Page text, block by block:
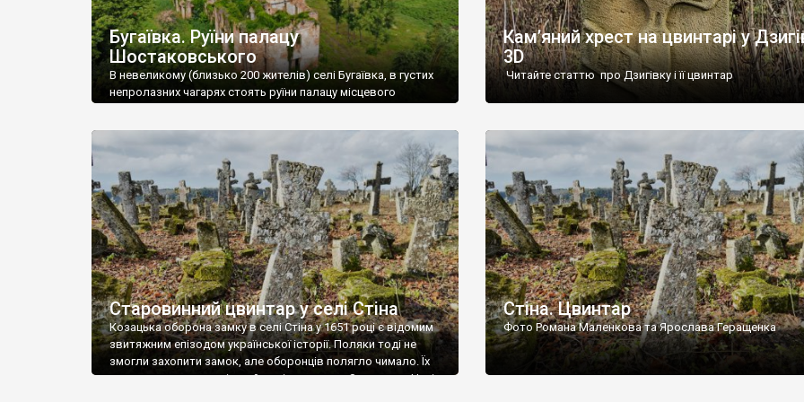
Бугаївка. Руїни палацу
Шостаковського
В невеликому (близько 200 жителів) селі Бугаївка, в густих
непролазних чагарях стоять руїни палацу місцевого
потім клуб, ще пізніше – гуртожиток. У 60-х роках минулого
століття тут розмістили туберкульозну лікарню. Коли із
палацу виїхала лікарня – ми точно не […]
Кам’яний хрест на цвинтарі у
3D
Читайте статтю про Дзигівку і її цвинтар
Старовинний цвинтар у селі Стіна
Козацька оборона замку в селі Стіна у 1651 році є відомим
звитяжним епізодом української історії. Поляки тоді не
змогли захопити замок, але оборонців полягло чимало. Їх
поховали на цвинтарі, який тоді називався Замковим. Нині
Стіна. Цвинтар
Фото Романа Маленкова та Ярослава Геращенка